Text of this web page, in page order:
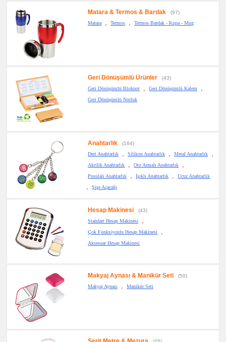
Matara & Termos & Bardak
(97)
Matara
, Termos , Termos Bardak - Kupa - Mug
Geri Dönüşümlü Ürünler
(43)
Geri Dönüşümlü Bloknot
, Geri Dönüşümlü Kalem ,
Geri Dönüşümlü Notluk
Anahtarlık
(164)
Deri Anahtarlık
, Silikon Anahtarlık , Metal Anahtarlık ,
Akrilik Anahtarlık , Oto Armalı Anahtarlık ,
Pusulalı Anahtarlık , Işıklı Anahtarlık , Ucuz Anahtarlık
, Şişe Açacağı
Hesap Makinesi
(43)
Standart Hesap Makinesi
,
Çok Fonksiyonlu Hesap Makinesi ,
Aksesuar Hesap Makinesi
Makyaj Aynası & Manikür Seti
(50)
Makyaj Aynası
, Manikür Seti
&
Şarj
Kablosu
promosyon
Flash
Bellek
promosyon
Kalem
Seti
promosyon
Kalemlik
promosyon
promosyon
Takvim
&
Bloknot
Altlığı
&
Para
Tabağı
promosyon
Evrak
Çantası
Bloknot
promosyon
Masa
Seti
&
Sümen
Takımı
Yapışkan